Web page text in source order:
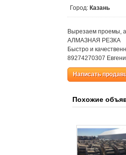
Город: Казань
Вырезаем проемы,
АЛМАЗНАЯ РЕЗКА
Быстро и
89274270307
Написать
Похожие